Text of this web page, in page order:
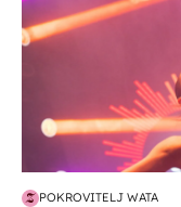
POKROVITELJ WATA